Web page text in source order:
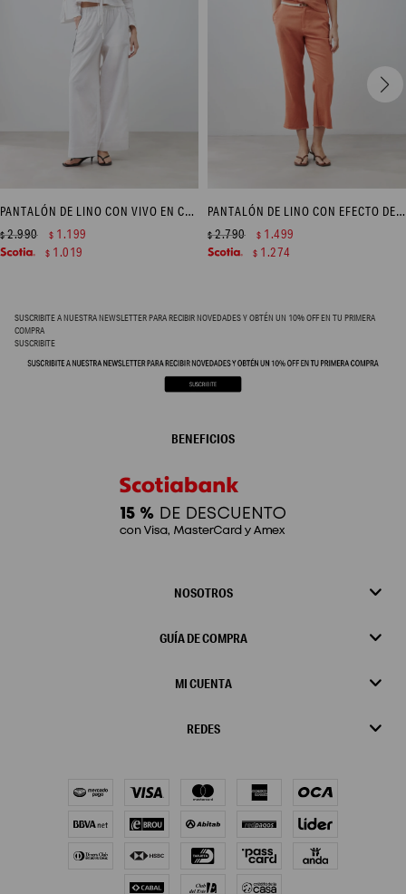
PANTALÓN DE LINO CON VIVO EN CONTRASTE - BLANCO
$2.990 $ 1.199
$ 1.019
PANTALÓN DE LINO CON EFECTO DESFLECADO - DURAZNO
$2.790 $ 1.499
$ 1.274
SUSCRIBITE A NUESTRA NEWSLETTER PARA RECIBIR NOVEDADES Y OBTÉN UN 10% OFF EN TU PRIMERA
COMPRA
SUSCRIBITE
NOSOTROS
GUÍA DE COMPRA
MI CUENTA
REDES
BENEFICIOS